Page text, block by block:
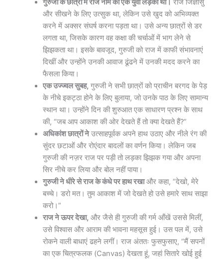
गुरुजी के छात्रों में राज नाम का एक युवा लड़का था। राज जिज्ञासु
और सीखने के लिए उत्सुक था, लेकिन उसे खुद को अभिव्यक्त
करने में अक्सर संघर्ष करना पड़ता था। उसे अन्य छात्रों से डर
लगता था, जिसके कारण वह कक्षा की चर्चाओं में भाग लेने से
झिझकता था। इसके बावजूद, गुरुजी को राज में काफी संभावनाएं
दिखीं और उन्होंने उनकी आवाज ढूंढने में उनकी मदद करने का
फैसला किया।
एक उज्ज्वल सुबह, गुरुजी ने सभी छात्रों को प्राचीन बरगद के पेड़
के नीचे इकट्ठा होने के लिए बुलाया, जो उनके पाठ के लिए सामान्य
स्थान था। उन्होंने दिन की शुरुआत एक साधारण प्रश्न के साथ
की, “जब आप आकाश की ओर देखते हैं तो क्या देखते हैं?”
अधिकांश छात्रों नेउत्साहपूर्वक अपने हाथ उठाए और नीले रंग की
सुंदर छटाओं और रोएंदार बादलों का वर्णन किया। लेकिन जब
गुरुजी की नज़र राज पर पड़ी तो लड़का झिझक गया और अपना
सिर नीचे कर लिया और बोल नहीं पाया।
गुरुजी ने धीरे से राज के कंधे पर हाथ रखाऔर कहा, “देखो, मेरे
बच्चे। डरो मत। तुम आकाश में जो देखते हो उसे हमारे साथ साझा
करो।”
राज ने ऊपर देखा, और जैसे ही गुरुजी की गर्म आँखें उससे मिलीं,
उसे विश्वास और आराम की भावना महसूस हुई। उस पल में, उसे
रोकने वाली बाधाएं ढहने लगीं। राज अंततः फुसफुसाए, “मैं सपनों
का एक चित्रफलक (Canvas) देखता हूं, जहां सितारे खोई हुई